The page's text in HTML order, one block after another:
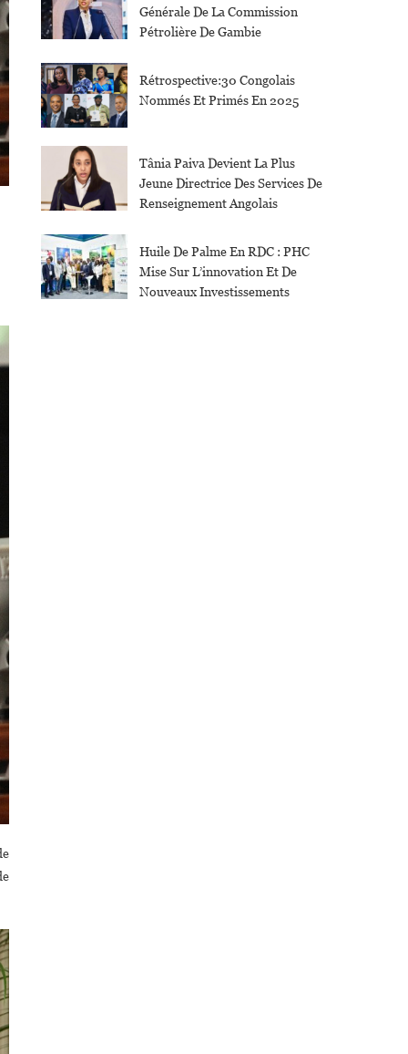
Générale De La Commission
Pétrolière De Gambie
Rétrospective:30 Congolais
Nommés Et Primés En 2025
Tânia Paiva Devient La Plus
Jeune Directrice Des Services De
Renseignement Angolais
Huile De Palme En RDC : PHC
Mise Sur L’innovation Et De
Nouveaux Investissements